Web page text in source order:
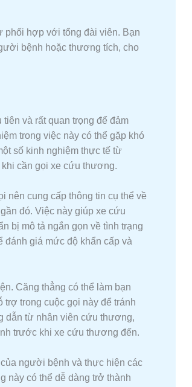
phối hợp với tổng đài viên. Bạn
bệnh hoặc thương tích, cho
và rất quan trọng để đảm
trong việc này có thể gặp khó
số kinh nghiệm thực tế từ
cần gọi xe cứu thương.
nên cung cấp thông tin cụ thể về
đó. Việc này giúp xe cứu
bị mô tả ngắn gọn về tình trạng
đánh giá mức độ khẩn cấp và
Căng thẳng có thể làm bạn
trợ trong cuộc gọi này để tránh
dẫn từ nhân viên cứu thương,
trước khi xe cứu thương đến.
người bệnh và thực hiện các
này có thể dễ dàng trở thành